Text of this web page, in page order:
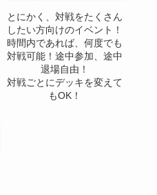
とにかく、対戦をたくさん
したい方向けのイベント！
時間内であれば、何度でも
対戦可能！途中参加、途中
退場自由！
対戦ごとにデッキを変えて
もOK！